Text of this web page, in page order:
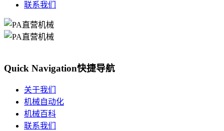
联系我们
Quick Navigation快捷导航
关于我们
机械自动化
机械百科
联系我们